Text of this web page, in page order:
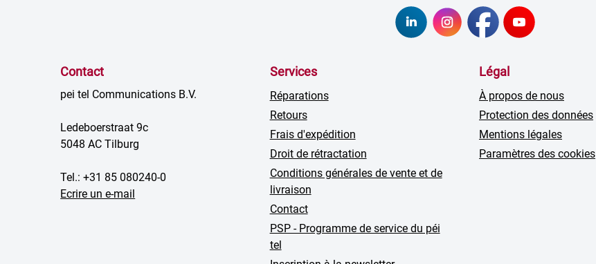
Contact
pei tel Communications B.V.
Ledeboerstraat 9c
5048 AC Tilburg
Tel.: +31 85 080240-0
Ecrire un e-mail
Services
Réparations
Retours
Frais d'expédition
Droit de rétractation
Conditions générales de vente et de
livraison
Contact
PSP - Programme de service du péi
tel
Légal
À propos de nous
Protection des données
Mentions légales
Paramètres des cookies